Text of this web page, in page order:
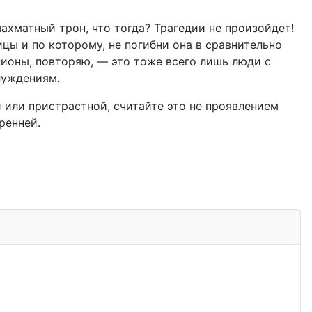
трон, что тогда? Трагедии не произойдет!
и по которому, не погибни она в сравнительно
повторяю, — это тоже всего лишь люди с
пристрастной, считайте это не проявлением